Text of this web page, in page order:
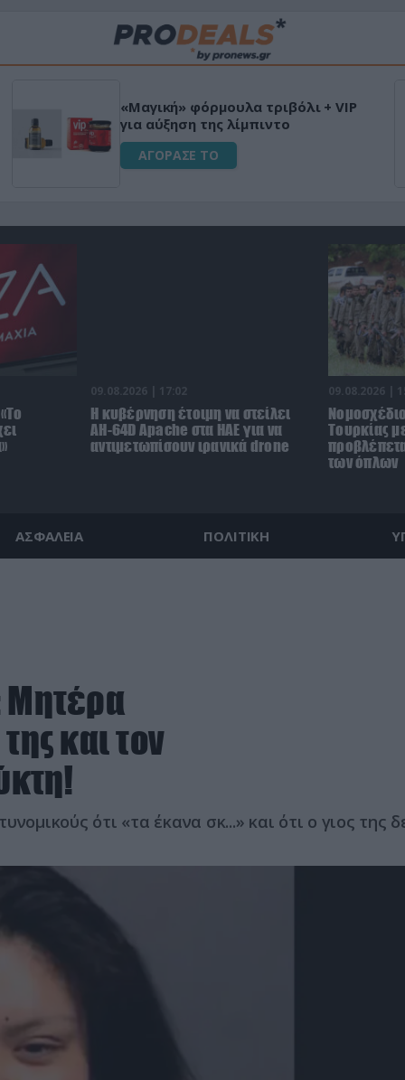
διεγερτικό
Μεταμόρφωσε τον
Ultra Box Μίνι
μπαταρία λιθίου
09.08.2026 | 17:02
Η κυβέρνηση έτοιμη να στείλει
AH-64D Apache στα ΗΑΕ για να
αντιμετωπίσουν ιρανικά drone
09.08.2026 |
Τουρκίας
των όπλων
ΑΣΦΑΛΕΙΑ ΠΟΛΙΤΙΚΗ
Μητέρα
και τον
ότι «τα έκανα σκ...» και ότι ο γιος της